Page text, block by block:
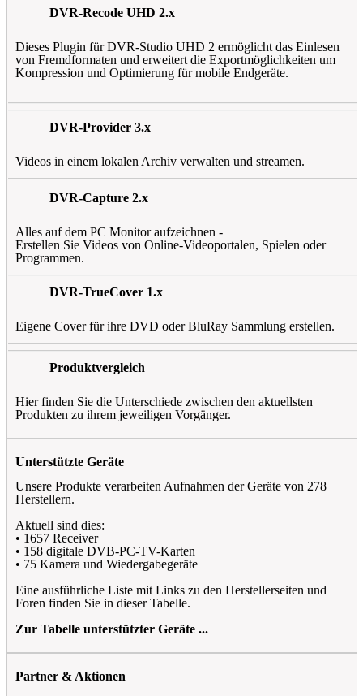
DVR-Recode UHD 2.x
Dieses Plugin für DVR-Studio UHD 2 ermöglicht das Einlesen
von Fremdformaten und erweitert die Exportmöglichkeiten um
Kompression und Optimierung für mobile Endgeräte.
DVR-Provider 3.x
Videos in einem lokalen Archiv verwalten und streamen.
DVR-Capture 2.x
Alles auf dem PC Monitor aufzeichnen -
Erstellen Sie Videos von Online-Videoportalen, Spielen oder
Programmen.
DVR-TrueCover 1.x
Eigene Cover für ihre DVD oder BluRay Sammlung erstellen.
Produktvergleich
Hier finden Sie die Unterschiede zwischen den aktuellsten
Produkten zu ihrem jeweiligen Vorgänger.
Unterstützte Geräte
Unsere Produkte verarbeiten Aufnahmen der Geräte von 278
Herstellern.
Aktuell sind dies:
• 1657 Receiver
• 158 digitale DVB-PC-TV-Karten
• 75 Kamera und Wiedergabegeräte
Eine ausführliche Liste mit Links zu den Herstellerseiten und
Foren finden Sie in dieser Tabelle.
Zur Tabelle unterstützter Geräte ...
Partner & Aktionen